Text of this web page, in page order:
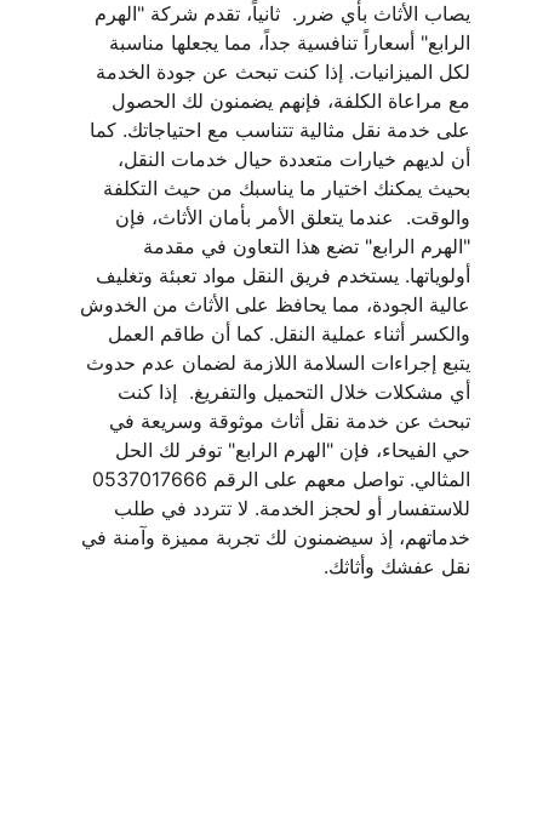
يصاب الأثاث بأي ضرر.  ثانياً، تقدم شركة "الهرم
الرابع" أسعاراً تنافسية جداً، مما يجعلها مناسبة
لكل الميزانيات. إذا كنت تبحث عن جودة الخدمة
مع مراعاة الكلفة، فإنهم يضمنون لك الحصول
على خدمة نقل مثالية تتناسب مع احتياجاتك. كما
أن لديهم خيارات متعددة حيال خدمات النقل،
بحيث يمكنك اختيار ما يناسبك من حيث التكلفة
والوقت.  عندما يتعلق الأمر بأمان الأثاث، فإن
"الهرم الرابع" تضع هذا التعاون في مقدمة
أولوياتها. يستخدم فريق النقل مواد تعبئة وتغليف
عالية الجودة، مما يحافظ على الأثاث من الخدوش
والكسر أثناء عملية النقل. كما أن طاقم العمل
يتبع إجراءات السلامة اللازمة لضمان عدم حدوث
أي مشكلات خلال التحميل والتفريغ.  إذا كنت
تبحث عن خدمة نقل أثاث موثوقة وسريعة في
حي الفيحاء، فإن "الهرم الرابع" توفر لك الحل
للاستفسار أو لحجز الخدمة. لا تتردد في طلب
خدماتهم، إذ سيضمنون لك تجربة مميزة وآمنة في
نقل عفشك وأثاثك.